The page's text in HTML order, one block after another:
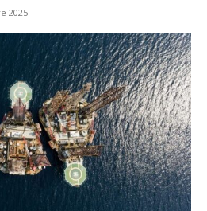
2025